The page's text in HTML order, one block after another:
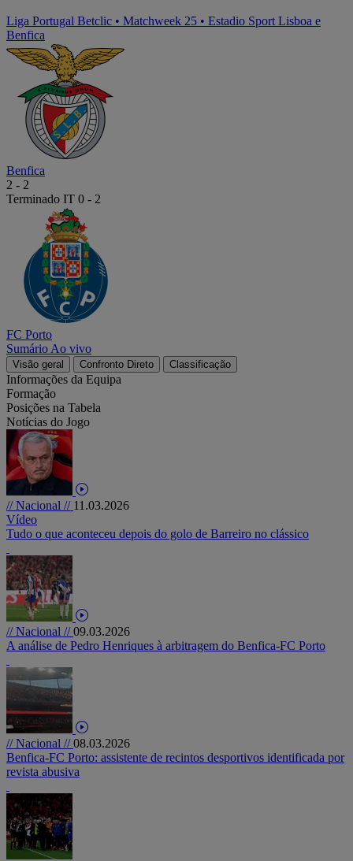
Liga Portugal Betclic • Matchweek 25 • Estadio Sport Lisboa e
Benfica
Benfica
2 - 2
Terminado IT 0 - 2
FC Porto
Sumário Ao vivo
Visão geral Confronto Direto Classificação
Informações da Equipa
Formação
Posições na Tabela
Notícias do Jogo
// Nacional // 11.03.2026
Vídeo
Tudo o que aconteceu depois do golo de Barreiro no clássico
// Nacional //09.03.2026
A análise de Pedro Henriques à arbitragem do Benfica-FC Porto
// Nacional //08.03.2026
Benfica-FC Porto: assistente de recintos desportivos identificada por
revista abusiva